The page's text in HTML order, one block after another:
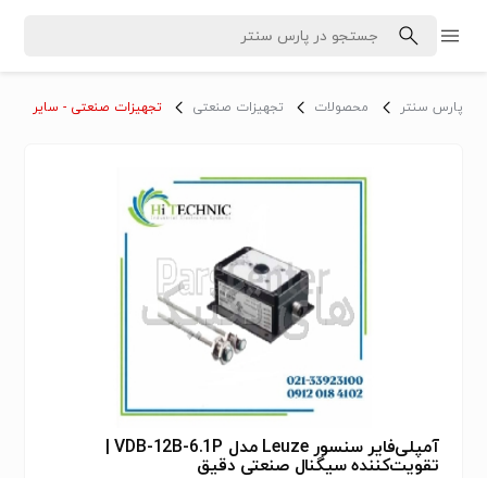
پارس سنتر محصولات تجهیزات صنعتی تجهیزات صنعتی - سایر
آمپلی‌فایر سنسور Leuze مدل VDB-12B-6.1P |
تقویت‌کننده سیگنال صنعتی دقیق